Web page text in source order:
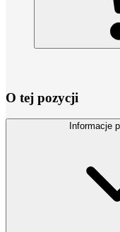
O tej pozycji
Informacje